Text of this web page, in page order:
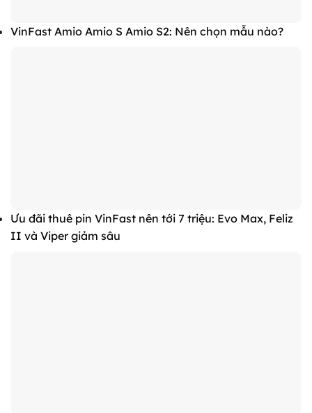
VinFast Amio Amio S Amio S2: Nên chọn mẫu nào?
Ưu đãi thuê pin VinFast nên tới 7 triệu: Evo Max, Feliz
II và Viper giảm sâu